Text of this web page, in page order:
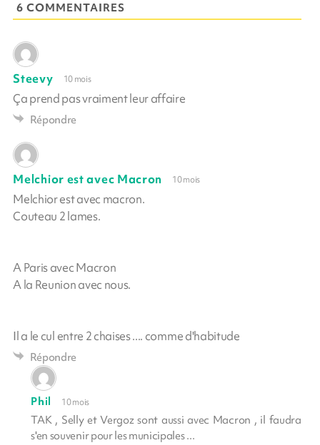
6 COMMENTAIRES
Steevy 10 mois
Ça prend pas vraiment leur affaire
Répondre
Melchior est avec Macron 10 mois
Melchior est avec macron.
Couteau 2 lames.
A Paris avec Macron
A la Reunion avec nous.
Il a le cul entre 2 chaises .... comme d'habitude
Répondre
Phil 10 mois
TAK , Selly et Vergoz sont aussi avec Macron , il faudra
s'en souvenir pour les municipales ...